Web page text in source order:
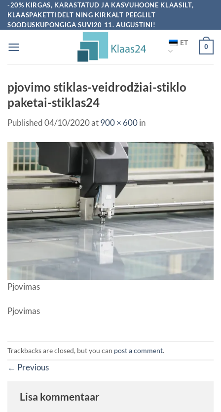
-20% KIRGAS, KARASTATUD JA KASVUHOONE KLAASILT,
KLAASPAKETTIDELT NING KIRKALT PEEGLILT
SOODUSKUPONGIGA SUVI20 11. AUGUSTINI!
ET
0
pjovimo stiklas-veidrodžiai-stiklo
paketai-stiklas24
Published04/10/2020at900 × 600in
Pjovimas
Pjovimas
Trackbacks are closed, but you can post a comment.
← Previous
Lisa kommentaar